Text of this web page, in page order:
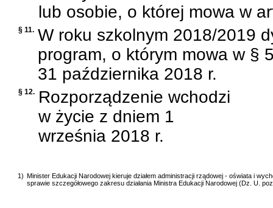
lub osobie, o której mowa w
§ 11. W roku szkolnym 2018/2019
program, o którym mowa w §
31 października 2018 r.
§ 12. Rozporządzenie wchodzi
w życie z dniem 1
września 2018 r.
1) Minister Edukacji Narodowej kieruje działem administracji rządowej - oświata i
sprawie szczegółowego zakresu działania Ministra Edukacji Narodowej (Dz. U.